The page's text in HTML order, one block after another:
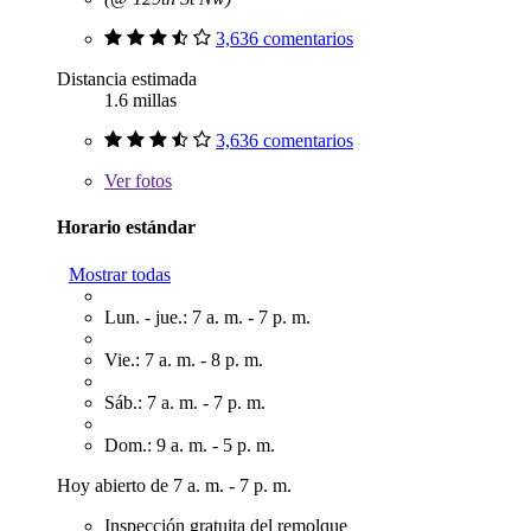
3,636 comentarios
Distancia estimada
1.6 millas
3,636 comentarios
Verfotos
Horario estándar
Mostrar todas
Lun. - jue.: 7 a. m. - 7 p. m.
Vie.: 7 a. m. - 8 p. m.
Sáb.: 7 a. m. - 7 p. m.
Dom.: 9 a. m. - 5 p. m.
Hoy abierto de 7 a. m. - 7 p. m.
Inspección gratuita del remolque